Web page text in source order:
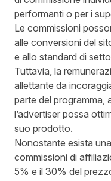
performanti o per i
Le commissioni
alle conversioni del
e allo standard di
Tuttavia, la
allettante da
parte del programma,
l’advertiser possa
suo prodotto.
Nonostante esista
commissioni di
5% e il 30% del